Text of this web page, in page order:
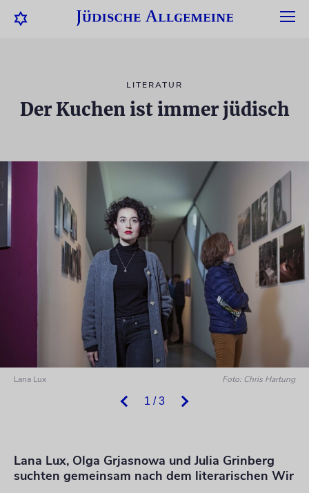
LITERATUR
Der Kuchen ist immer jüdisch
1 / 3
Lana Lux Foto: Chris Hartung
Lana Lux, Olga Grjasnowa und Julia Grinberg
suchten gemeinsam nach dem literarischen Wir